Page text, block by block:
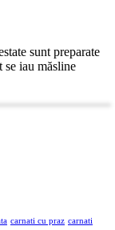
sunt preparate
iau măsline
carnati cu praz carnati